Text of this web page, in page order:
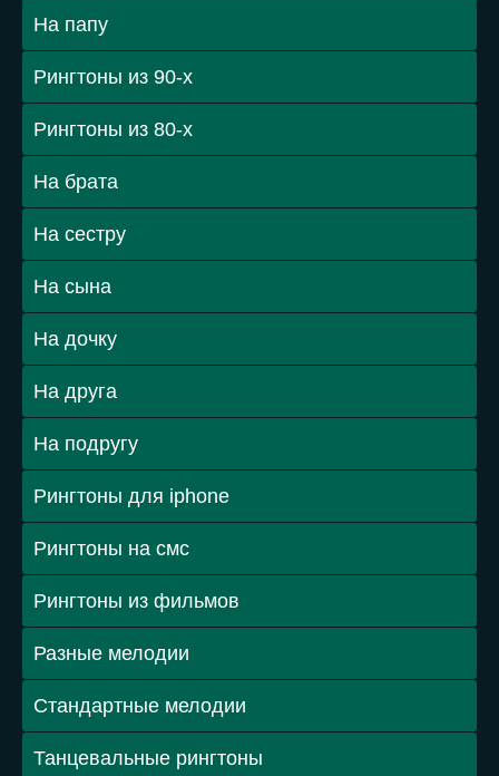
На папу
Рингтоны из 90-х
Рингтоны из 80-х
На брата
На сестру
На сына
На дочку
На друга
На подругу
Рингтоны для iphone
Рингтоны на смс
Рингтоны из фильмов
Разные мелодии
Стандартные мелодии
Танцевальные рингтоны